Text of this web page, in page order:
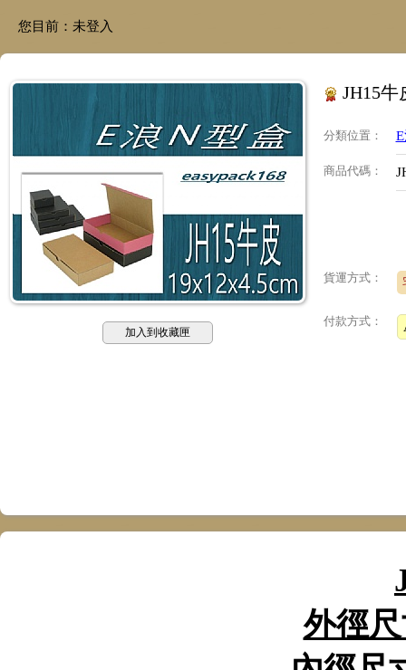
您目前： 未登入
加入到收藏匣
JH15牛
分類位置 ：
商品代碼：
貨運方式：
付款方式：
外徑